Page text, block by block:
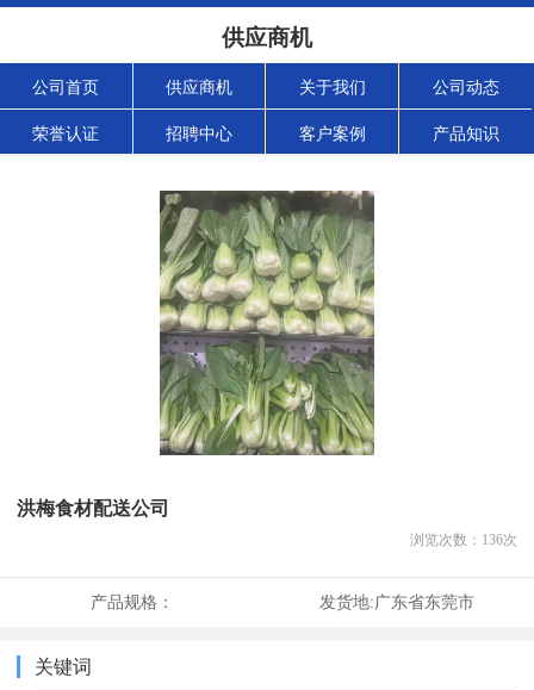
供应商机
公司首页 供应商机 关于我们 公司动态
荣誉认证 招聘中心 客户案例 产品知识
洪梅食材配送公司
浏览次数： 136次
产品规格： 发货地:广东省东莞市
关键词